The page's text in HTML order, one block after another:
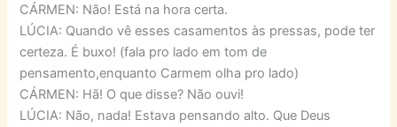
CÁRMEN: Não! Está na hora certa.
LÚCIA: Quando vê esses casamentos às pressas, pode ter
certeza. É buxo! (fala pro lado em tom de
pensamento,enquanto Carmem olha pro lado)
CÁRMEN: Hã! O que disse? Não ouvi!
LÚCIA: Não, nada! Estava pensando alto. Que Deus